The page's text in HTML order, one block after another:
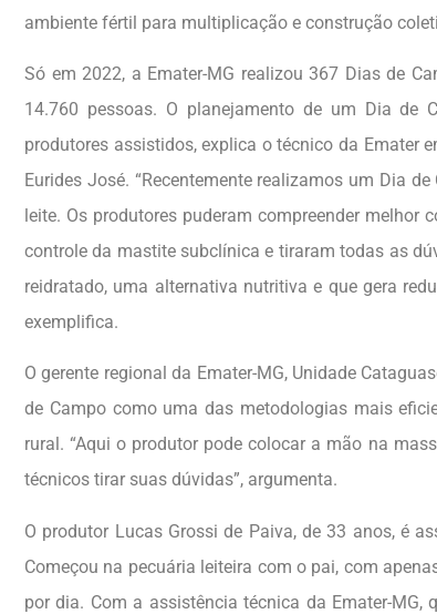
ambiente fértil para multiplicação e construção
Só em 2022, a Emater-MG realizou 367 Dias de
14.760 pessoas. O planejamento de um Dia de
produtores assistidos, explica o técnico da Emater
Eurides José. “Recentemente realizamos um Dia
leite. Os produtores puderam compreender melhor
controle da mastite subclínica e tiraram todas as
reidratado, uma alternativa nutritiva e que gera
exemplifica.
O gerente regional da Emater-MG, Unidade
de Campo como uma das metodologias mais
rural. “Aqui o produtor pode colocar a mão na
técnicos tirar suas dúvidas”, argumenta.
O produtor Lucas Grossi de Paiva, de 33 anos, é
Começou na pecuária leiteira com o pai, com
por dia. Com a assistência técnica da Emater-